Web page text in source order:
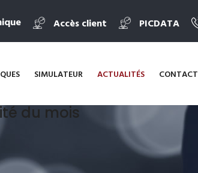
Accès client PICDATA
SIMULATEUR ACTUALITÉS CONTACT
du mois